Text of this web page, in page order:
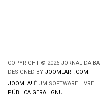
COPYRIGHT © 2026 JORNAL DA
DESIGNED BY JOOMLART.COM.
JOOMLA! É UM SOFTWARE LIVRE
PÚBLICA GERAL GNU.